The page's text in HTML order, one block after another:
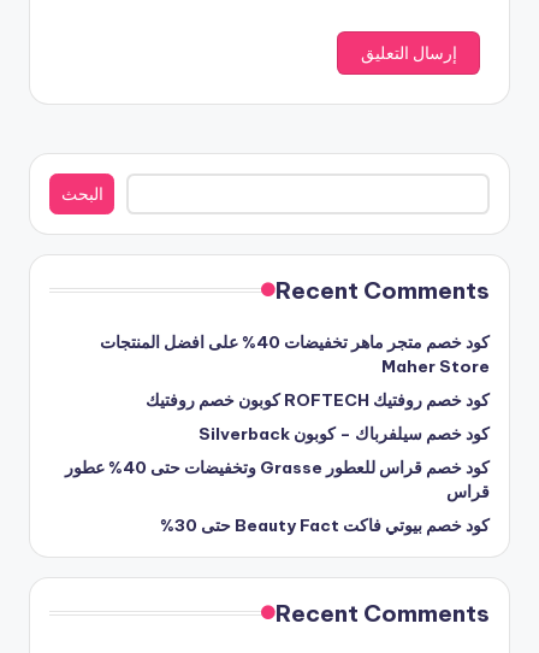
البحث
البحث
Recent Comments
كود خصم متجر ماهر تخفيضات 40% على افضل المنتجات
Maher Store
كود خصم روفتيك ROFTECH كوبون خصم روفتيك
كود خصم سيلفرباك – كوبون Silverback
كود خصم قراس للعطور Grasse وتخفيضات حتى 40% عطور
قراس
كود خصم بيوتي فاكت Beauty Fact حتى 30%
Recent Comments